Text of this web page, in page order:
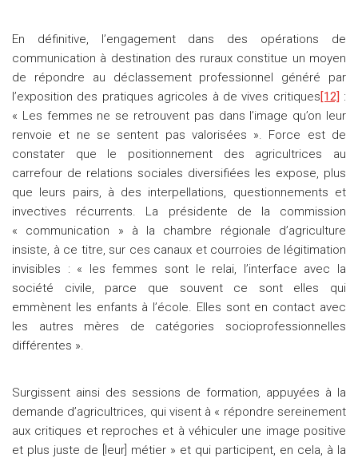
En définitive, l’engagement dans des opérations de
communication à destination des ruraux constitue un moyen
de répondre au déclassement professionnel généré par
l’exposition des pratiques agricoles à de vives critiques[12] :
« Les femmes ne se retrouvent pas dans l’image qu’on leur
renvoie et ne se sentent pas valorisées ». Force est de
constater que le positionnement des agricultrices au
carrefour de relations sociales diversifiées les expose, plus
que leurs pairs, à des interpellations, questionnements et
invectives récurrents. La présidente de la commission
« communication » à la chambre régionale d’agriculture
insiste, à ce titre, sur ces canaux et courroies de légitimation
invisibles : « les femmes sont le relai, l’interface avec la
société civile, parce que souvent ce sont elles qui
emmènent les enfants à l’école. Elles sont en contact avec
les autres mères de catégories socioprofessionnelles
différentes ».
Surgissent ainsi des sessions de formation, appuyées à la
demande d’agricultrices, qui visent à « répondre sereinement
aux critiques et reproches et à véhiculer une image positive
et plus juste de [leur] métier » et qui participent, en cela, à la